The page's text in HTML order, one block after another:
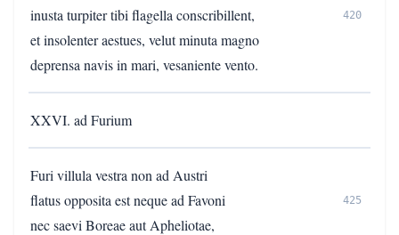
inusta turpiter tibi flagella conscribillent,
420
et insolenter aestues, velut minuta magno
deprensa navis in mari, vesaniente vento.
XXVI. ad Furium
Furi villula vestra non ad Austri
flatus opposita est neque ad Favoni
425
nec saevi Boreae aut Apheliotae,